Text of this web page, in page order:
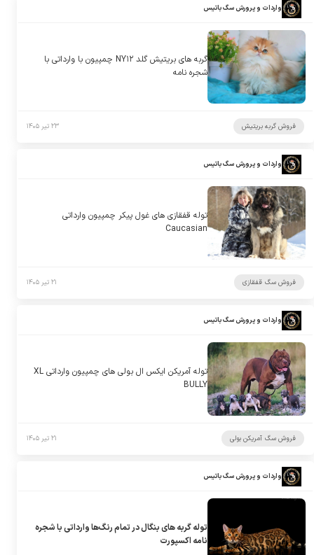
واردات و پرورش سگ باتیس
گربه های بریتیش گلد NY۱۲ چمپیون با وارداتی با
شجره نامه
فروش گربه بریتیش ۲۳ تیر ۱۴۰۵
واردات و پرورش سگ باتیس
توله قفقازی های غول پیکر چمپیون وارداتی
Caucasian
فروش سگ قفقازی ۲۱ تیر ۱۴۰۵
واردات و پرورش سگ باتیس
توله آمریکن ایکس ال بولی های چمپیون وارداتی XL
BULLY
فروش سگ آمریکن بولی ۲۱ تیر ۱۴۰۵
واردات و پرورش سگ باتیس
توله گربه های بنگال در تمام رنگ‌ها وارداتی با شجره
نامه اکسپورت